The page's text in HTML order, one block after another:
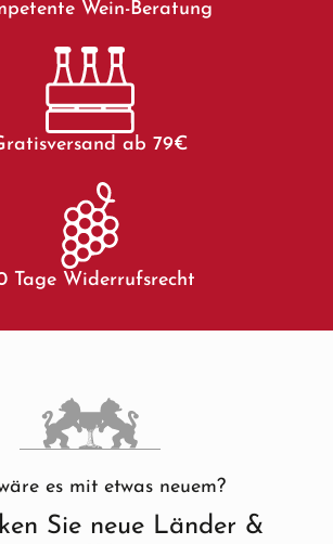
Wein-Beratung
ab 79€
Tage Widerrufsrecht
es mit etwas neuem?
Sie neue Länder &